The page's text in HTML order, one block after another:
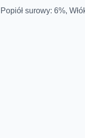
surowy: 6%,